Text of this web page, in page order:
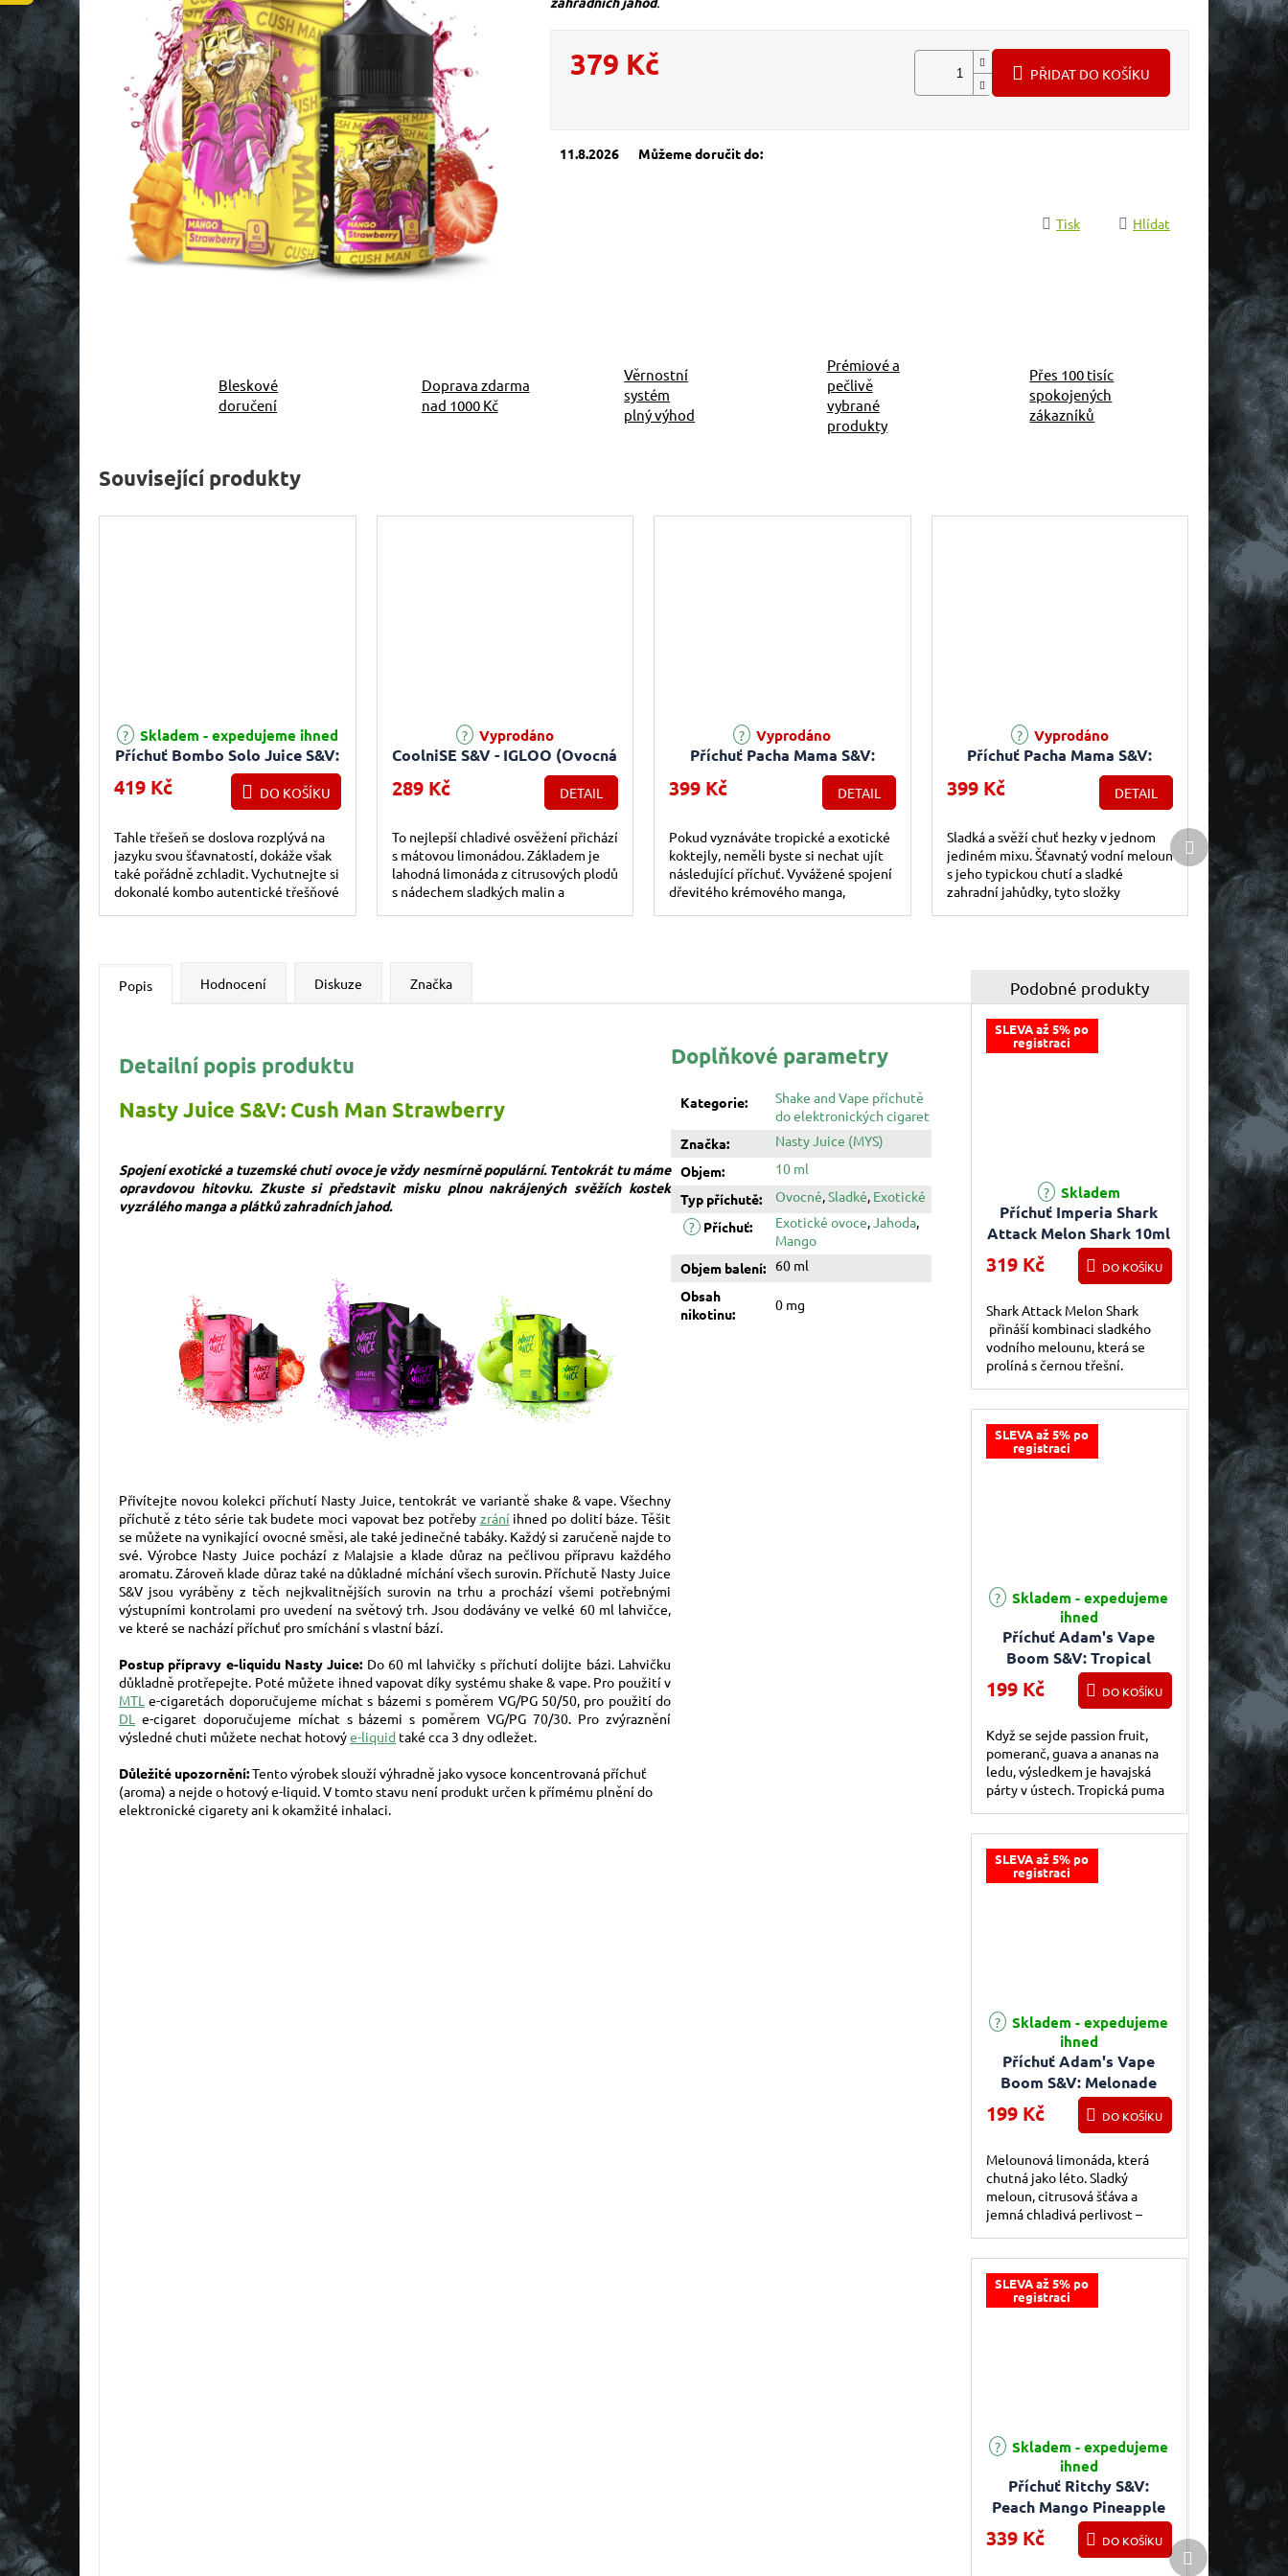
379 Kč
Můžeme doručit do:
11.8.2026
PŘIDAT DO KOŠÍKU
Tisk Hlídat
Bleskové
doručení
Doprava zdarma
nad 1000 Kč
Věrnostní
systém
plný výhod
Prémiové a
pečlivě
vybrané
produkty
Přes 100 tisíc
spokojených
zákazníků
Související produkty
Příchuť Bombo Solo Juice S&V:
Cherry Ice (Ledová třešeň)
15ml
Průměrné hodnocení produktu je 5,0 z 5 hvězdiček.
Skladem - expedujeme ihned
419 Kč DO KOŠÍKU
Tahle třešeň se doslova rozplývá na
jazyku svou šťavnatostí, dokáže však
také pořádně zchladit. Vychutnejte si
dokonalé kombo autentické třešňové
CoolniSE S&V - IGLOO (Ovocná
limonáda s mátou) 10ml
Vyprodáno
289 Kč DETAIL
To nejlepší chladivé osvěžení přichází
s mátovou limonádou. Základem je
lahodná limonáda z citrusových plodů
s nádechem sladkých malin a
Příchuť Pacha Mama S&V:
Mango Pitaya Pineapple
(Mango, dračí ovoce a ananas)
Vyprodáno
399 Kč DETAIL
Pokud vyznáváte tropické a exotické
koktejly, neměli byste si nechat ujít
následující příchuť. Vyvážené spojení
dřevitého krémového manga,
Příchuť Pacha Mama S&V:
Strawberry Watermelon
(Jahoda a vodní meloun) 10ml
Vyprodáno
399 Kč DETAIL
Sladká a svěží chuť hezky v jednom
jediném mixu. Šťavnatý vodní meloun
s jeho typickou chutí a sladké
zahradní jahůdky, tyto složky
Další produkt
Popis Hodnocení Diskuze Značka
Detailní popis produktu
Nasty Juice S&V: Cush Man Strawberry
Spojení exotické a tuzemské chuti ovoce je vždy nesmírně populární. Tentokrát tu máme
opravdovou hitovku. Zkuste si představit misku plnou nakrájených svěžích kostek
vyzrálého manga a plátků zahradních jahod.
Přivítejte novou kolekci příchutí Nasty Juice, tentokrát ve variantě shake & vape. Všechny
příchutě z této série tak budete moci vapovat bez potřeby zráníihned po dolití báze. Těšit
se můžete na vynikající ovocné směsi, ale také jedinečné tabáky. Každý si zaručeně najde to
své. Výrobce Nasty Juice pochází z Malajsie a klade důraz na pečlivou přípravu každého
aromatu. Zároveň klade důraz také na důkladné míchání všech surovin. Příchutě Nasty Juice
S&V jsou vyráběny z těch nejkvalitnějších surovin na trhu a prochází všemi potřebnými
výstupními kontrolami pro uvedení na světový trh. Jsou dodávány ve velké 60 ml lahvičce,
ve které se nachází příchuť pro smíchání s vlastní bází.
Postup přípravy e-liquidu Nasty Juice: Do 60 ml lahvičky s příchutí dolijte bázi. Lahvičku
důkladně protřepejte. Poté můžete ihned vapovat díky systému shake & vape. Pro použití v
MTL e-cigaretách doporučujeme míchat s bázemi s poměrem VG/PG 50/50, pro použití do
DL
e-cigaret doporučujeme míchat s bázemi s poměrem VG/PG 70/30. Pro zvýraznění
výsledné chuti můžete nechat hotovýe-liquid také cca 3 dny odležet.
Důležité upozornění:Tento výrobek slouží výhradně jako vysoce koncentrovaná příchuť
(aroma) a nejde o hotový e-liquid. V tomto stavu není produkt určen k přímému plnění do
elektronické cigarety ani k okamžité inhalaci.
Doplňkové parametry
Kategorie:
Shake and Vape příchutě
do elektronických cigaret
Značka:
Nasty Juice (MYS)
Objem:
10 ml
Typ příchutě: Ovocné,Sladké, Exotické
? Příchuť: Exotické ovoce,Jahoda,
Mango
Objem balení:
60 ml
Obsah
nikotinu:
0 mg
SLEVA až 5% po
registraci
Příchuť Imperia Shark
Attack Melon Shark 10ml
Skladem
319 Kč DO KOŠÍKU
Shark Attack Melon Shark
přináší kombinaci sladkého
vodního melounu, která se
prolíná s černou třešní.
SLEVA až 5% po
registraci
Příchuť Adam's Vape
Boom S&V: Tropical
Punch (Ledová tropická
směs) 5ml
Skladem - expedujeme
ihned
199 Kč DO KOŠÍKU
Když se sejde passion fruit,
pomeranč, guava a ananas na
ledu, výsledkem je havajská
párty v ústech. Tropická puma
SLEVA až 5% po
registraci
Příchuť Adam's Vape
Boom S&V: Melonade
(Chladivá melounová
limonáda) 5ml
Skladem - expedujeme
ihned
199 Kč DO KOŠÍKU
Melounová limonáda, která
chutná jako léto. Sladký
meloun, citrusová šťáva a
jemná chladivá perlivost –
SLEVA až 5% po
registraci
Příchuť Ritchy S&V:
Peach Mango Pineapple
(Broskev, mango a
ananas) 10ml
Průměrné hodnocení produktu je 5,0 z 5
Skladem - expedujeme
ihned
339 Kč DO KOŠÍKU Další produkt